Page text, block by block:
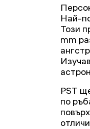
Най-
Този
mm
PST
по